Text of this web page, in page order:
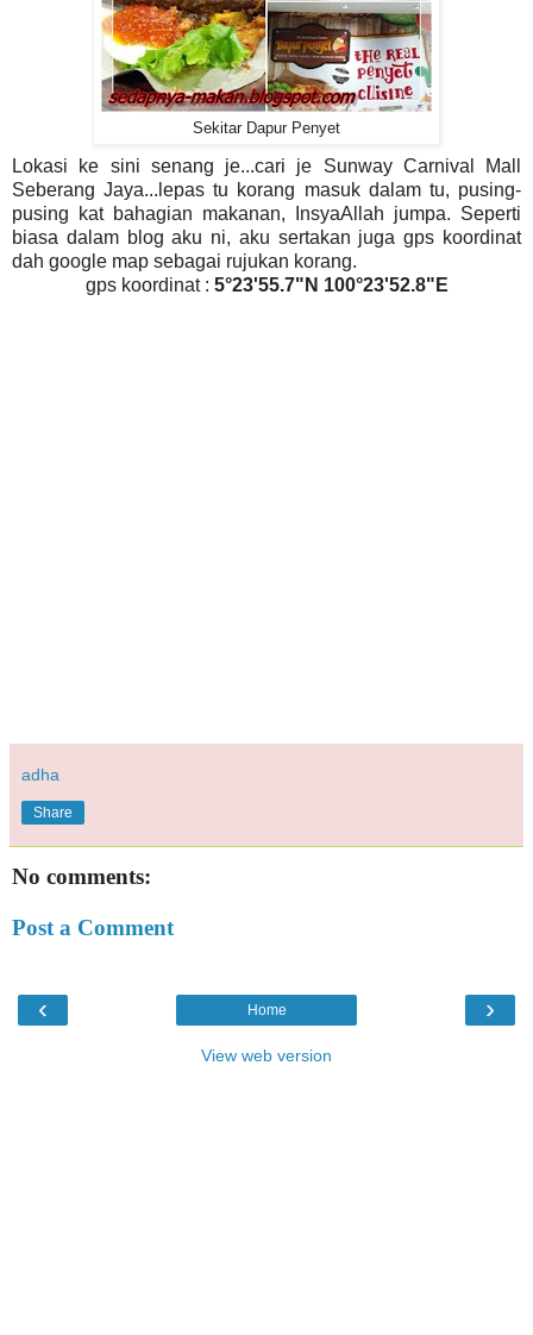
Sekitar Dapur Penyet
Lokasi ke sini senang je...cari je Sunway Carnival Mall
Seberang Jaya...lepas tu korang masuk dalam tu, pusing-
pusing kat bahagian makanan, InsyaAllah jumpa. Seperti
biasa dalam blog aku ni, aku sertakan juga gps koordinat
dah google map sebagai rujukan korang.
gps koordinat : 5°23'55.7"N 100°23'52.8"E
adha
Share
No comments:
Post a Comment
‹ ›
Home
View web version